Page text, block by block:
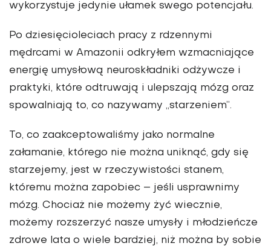
wykorzystuje jedynie ułamek swego potencjału.
Po dziesięcioleciach pracy z rdzen­nymi
mędrcami w Amazonii odkry­łem wzmacniające
energię umysłową neuroskładniki odżywcze i
praktyki, które odtruwają i ulepszają mózg oraz
spowalniają to, co nazywamy „sta­rzeniem”.
To, co zaakceptowaliśmy jako normalne
załamanie, którego nie można uniknąć, gdy się
starzejemy, jest w rzeczywistości stanem,
któremu można zapobiec – jeśli usprawnimy
mózg. Chociaż nie możemy żyć wiecz­nie,
możemy rozszerzyć nasze umysły i młodzieńcze
zdrowe lata o wiele bar­dziej, niż można by sobie